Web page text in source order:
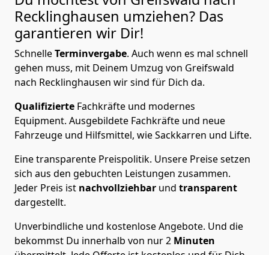
Recklinghausen umziehen? Das
garantieren wir Dir!
SchnelleTerminvergabe. Auch wenn es mal schnell
gehen muss, mit Deinem Umzug von Greifswald
nach Recklinghausen wir sind für Dich da.
Qualifizierte Fachkräfte und modernes
Equipment. Ausgebildete Fachkräfte und neue
Fahrzeuge und Hilfsmittel, wie Sackkarren und Lifte.
Eine transparente Preispolitik. Unsere Preise setzen
sich aus den gebuchten Leistungen zusammen.
Jeder Preis ist nachvollziehbar und transparent
dargestellt.
Unverbindliche und kostenlose Angebote. Und die
bekommst Du innerhalb von nur2 Minuten